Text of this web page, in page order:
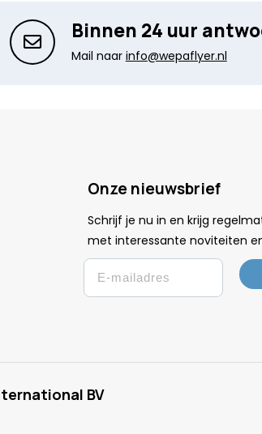
Binnen 24 uur
Mail naar info@wepaflyer.nl
Onze nieuwsbrief
Schrijf je nu in en krijg
met interessante noviteiten
Email
BV